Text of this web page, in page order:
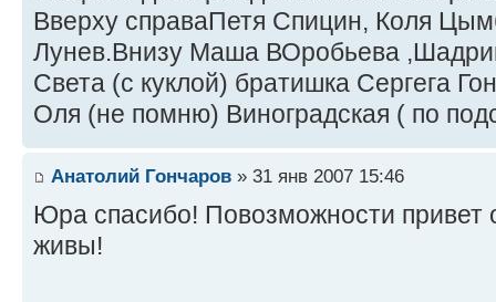
Вверху справаПетя Спицин, Коля
Лунев.Внизу Маша ВОробьева
Света (с куклой) братишка Сергега
Оля (не помню) Виноградская ( по
Анатолий Гончаров » 31 янв 2007 15:46
Юра спасибо! Повозможности
живы!